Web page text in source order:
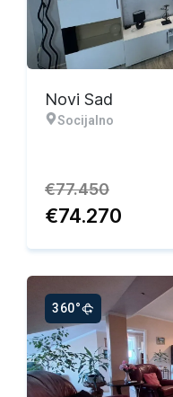
Ekskluzivna
Novi Sad
Socijalno
€77.450
€74.270
360°